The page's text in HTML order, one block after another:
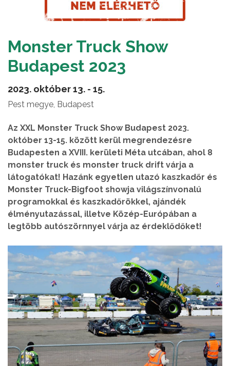
Monster Truck Show
Budapest 2023
2023. október 13. - 15.
Pest megye, Budapest
Az XXL Monster Truck Show Budapest 2023.
október 13-15. között kerül megrendezésre
Budapesten a XVIII. kerületi Méta utcában, ahol 8
monster truck és monster truck drift várja a
látogatókat! Hazánk egyetlen utazó kaszkadőr és
Monster Truck-Bigfoot showja világszínvonalú
programokkal és kaszkadőrökkel, ajándék
élményutazással, illetve Közép-Európában a
legtöbb autószörnnyel várja az érdeklődőket!